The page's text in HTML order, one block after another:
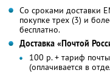
Со сроками доставки
покупке трех (3) и
бесплатно.
Доставка «Почтой
100 р. + тариф
(оплачивается в